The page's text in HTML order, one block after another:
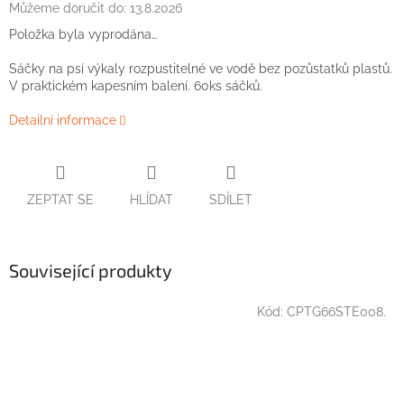
Můžeme doručit do: 13.8.2026
Položka byla vyprodána…
Sáčky na psí výkaly rozpustitelné ve vodě bez pozůstatků plastů.
V praktickém kapesním balení. 60ks sáčků.
Detailní informace
ZEPTAT SE HLÍDAT SDÍLET
Související produkty
Kód: CPTG66STE008.